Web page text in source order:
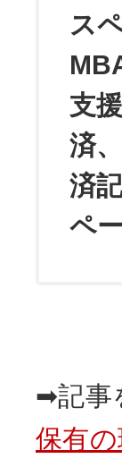
ス
支
済
済
ペ
➡記事
保有